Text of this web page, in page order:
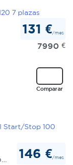
131 €/mes
7990 €
Comparar
Astra GTC Sportive 1.6 CDTI Start/Stop 100 kW (136 CV)
146 €/mes